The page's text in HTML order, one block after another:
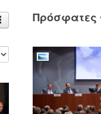
Πρόσφατες